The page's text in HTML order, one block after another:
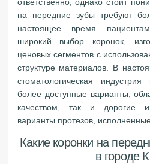
ответственно, однако стоит
на передние зубы требуют
настоящее время
широкий выбор коронок,
ценовых сегментов с
структуре материалов. В
стоматологическая
более доступные варианты,
качеством, так и дорогие и
варианты протезов,
Какие коронки на
в городе